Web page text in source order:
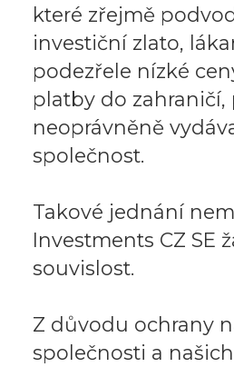
které zřejmě
investiční zlato,
podezřele nízké
platby do zahraničí,
neoprávněně
společnost.
Takové jednání
Investments CZ SE
souvislost.
Z důvodu ochrany
společnosti a